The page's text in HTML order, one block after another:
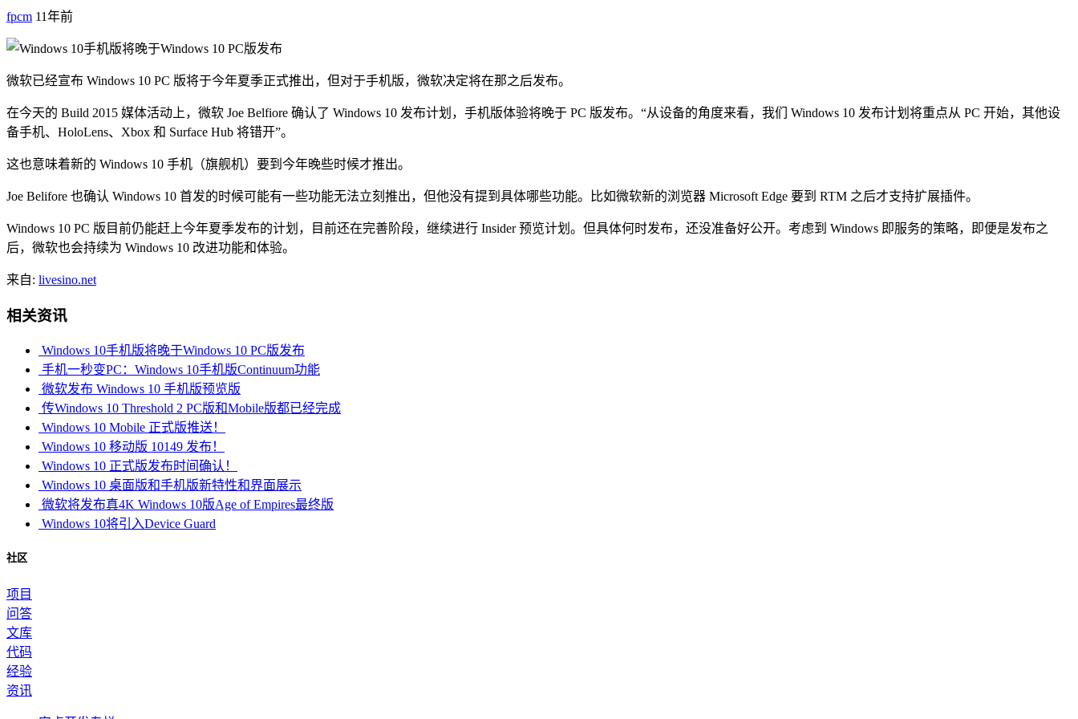
fpcm 11年前
微软已经宣布 Windows 10 PC 版将于今年夏季正式推出，但对于手机版，微软决定将在那之后发布。
在今天的 Build 2015 媒体活动上，微软 Joe Belfiore 确认了 Windows 10 发布计划，手机版体验将晚于 PC 版发布。“从设备的角度来看，我们 Windows 10 发布计划将重点从 PC 开始，其他设
备手机、HoloLens、Xbox 和 Surface Hub 将错开”。
这也意味着新的 Windows 10 手机（旗舰机）要到今年晚些时候才推出。
Joe Belifore 也确认 Windows 10 首发的时候可能有一些功能无法立刻推出，但他没有提到具体哪些功能。比如微软新的浏览器 Microsoft Edge 要到 RTM 之后才支持扩展插件。
Windows 10 PC 版目前仍能赶上今年夏季发布的计划，目前还在完善阶段，继续进行 Insider 预览计划。但具体何时发布，还没准备好公开。考虑到 Windows 即服务的策略，即便是发布之
后，微软也会持续为 Windows 10 改进功能和体验。
来自: livesino.net
相关资讯
Windows 10手机版将晚于Windows 10 PC版发布
手机一秒变PC：Windows 10手机版Continuum功能
微软发布 Windows 10 手机版预览版
传Windows 10 Threshold 2 PC版和Mobile版都已经完成
Windows 10 Mobile 正式版推送！
Windows 10 移动版 10149 发布！
Windows 10 正式版发布时间确认！
Windows 10 桌面版和手机版新特性和界面展示
微软将发布真4K Windows 10版Age of Empires最终版
Windows 10将引入Device Guard
社区
项目
问答
文库
代码
经验
资讯